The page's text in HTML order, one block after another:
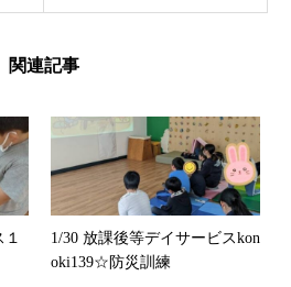
関連記事
1/30 放課後等デイサービスkon
oki139☆防災訓練